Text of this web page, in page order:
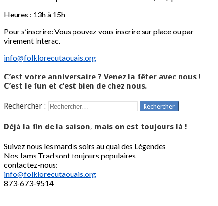
Heures : 13h à 15h
Pour s’inscrire: Vous pouvez vous inscrire sur place ou par
virement Interac.
info@folkloreoutaouais.org
C’est votre anniversaire ? Venez la fêter avec nous !
C’est le fun et c’est bien de chez nous.
Rechercher :
Déjà la fin de la saison, mais on est toujours là !
Suivez nous les mardis soirs au quai des Légendes
Nos Jams Trad sont toujours populaires
contactez-nous:
info@folkloreoutaouais.org
873-673-9514